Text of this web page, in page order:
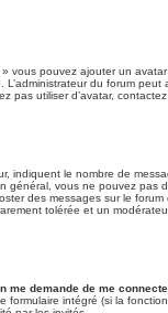
vous pouvez ajouter un
du forum
pas utiliser d’avatar,
indiquent le nombre de
vous ne pouvez pas
des messages sur le
tolérée et un
me demande de me
formulaire intégré (si la